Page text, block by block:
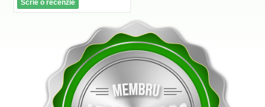
Scrie o recenzie